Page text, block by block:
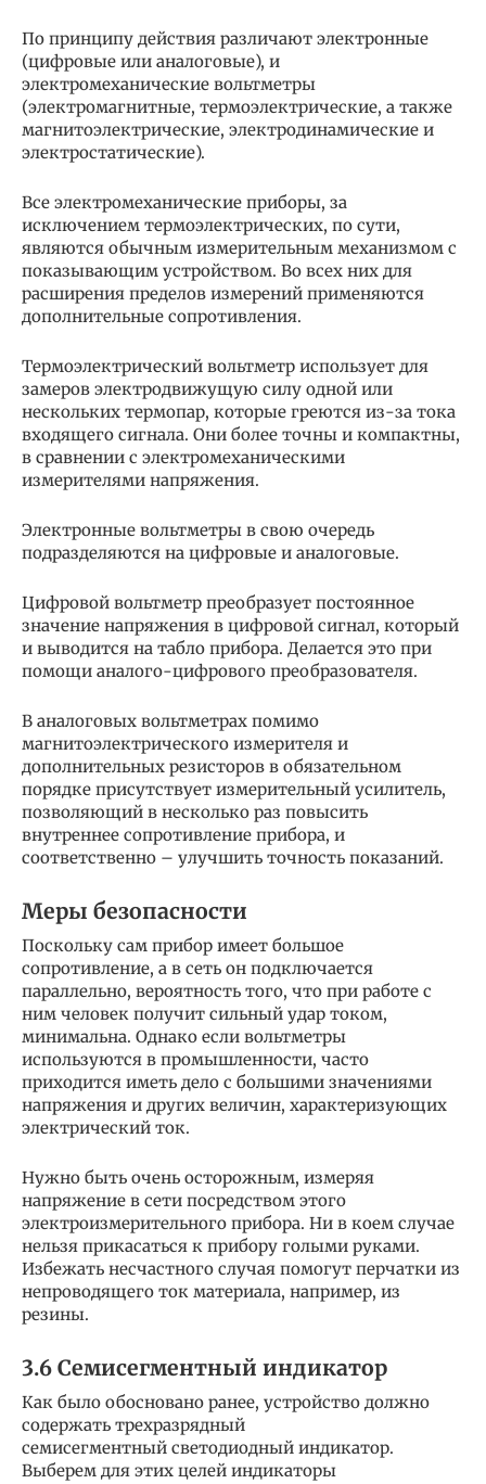
По принципу действия различают электронные
(цифровые или аналоговые), и
электромеханические вольтметры
(электромагнитные, термоэлектрические, а также
магнитоэлектрические, электродинамические и
электростатические).
Все электромеханические приборы, за
исключением термоэлектрических, по сути,
являются обычным измерительным механизмом с
показывающим устройством. Во всех них для
расширения пределов измерений применяются
дополнительные сопротивления.
Термоэлектрический вольтметр использует для
замеров электродвижущую силу одной или
нескольких термопар, которые греются из-за тока
входящего сигнала. Они более точны и компактны,
в сравнении с электромеханическими
измерителями напряжения.
Электронные вольтметры в свою очередь
подразделяются на цифровые и аналоговые.
Цифровой вольтметр преобразует постоянное
значение напряжения в цифровой сигнал, который
и выводится на табло прибора. Делается это при
помощи аналого-цифрового преобразователя.
В аналоговых вольтметрах помимо
магнитоэлектрического измерителя и
дополнительных резисторов в обязательном
порядке присутствует измерительный усилитель,
позволяющий в несколько раз повысить
внутреннее сопротивление прибора, и
соответственно – улучшить точность показаний.
Меры безопасности
Поскольку сам прибор имеет большое
сопротивление, а в сеть он подключается
параллельно, вероятность того, что при работе с
ним человек получит сильный удар током,
минимальна. Однако если вольтметры
используются в промышленности, часто
приходится иметь дело с большими значениями
напряжения и других величин, характеризующих
электрический ток.
Нужно быть очень осторожным, измеряя
напряжение в сети посредством этого
электроизмерительного прибора. Ни в коем случае
нельзя прикасаться к прибору голыми руками.
Избежать несчастного случая помогут перчатки из
непроводящего ток материала, например, из
резины.
3.6 Семисегментный индикатор
Как было обосновано ранее, устройство должно
содержать трехразрядный
семисегментный светодиодный индикатор.
Выберем для этих целей индикаторы